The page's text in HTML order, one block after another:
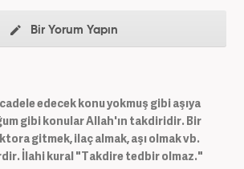
Bir Yorum Yapın
edecek konu yokmuş gibi aşıya
gibi konular Allah'ın takdiridir. Bir
gitmek, ilaç almak, aşı olmak vb.
İlahi kural "Takdire tedbir olmaz."